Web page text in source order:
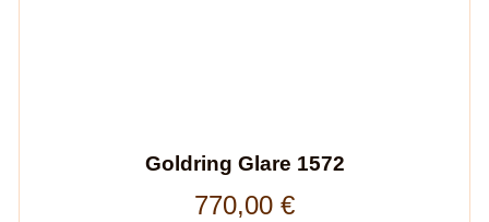
Goldring Glare 1572
770,00 €